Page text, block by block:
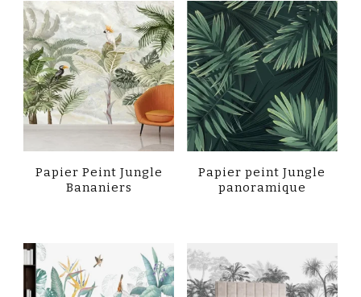
Papier Peint Jungle
Bananiers
Papier peint Jungle
panoramique